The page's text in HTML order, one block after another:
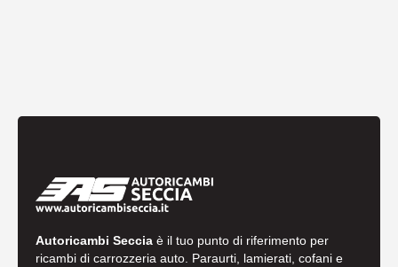
Autoricambi Seccia è il tuo punto di riferimento per
ricambi di carrozzeria auto. Paraurti, lamierati, cofani e